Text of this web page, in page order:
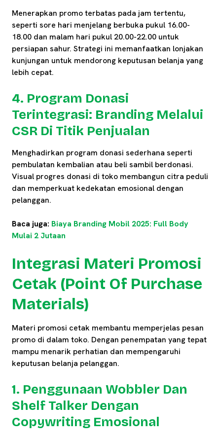
Menerapkan promo terbatas pada jam tertentu,
seperti sore hari menjelang berbuka pukul 16.00-
18.00 dan malam hari pukul 20.00-22.00 untuk
persiapan sahur. Strategi ini memanfaatkan lonjakan
kunjungan untuk mendorong keputusan belanja yang
lebih cepat.
4. Program Donasi
Terintegrasi: Branding Melalui
CSR Di Titik Penjualan
Menghadirkan program donasi sederhana seperti
pembulatan kembalian atau beli sambil berdonasi.
Visual progres donasi di toko membangun citra peduli
dan memperkuat kedekatan emosional dengan
pelanggan.
Baca juga: Biaya Branding Mobil 2025: Full Body
Mulai 2 Jutaan
Integrasi Materi Promosi
Cetak (Point Of Purchase
Materials)
Materi promosi cetak membantu memperjelas pesan
promo di dalam toko. Dengan penempatan yang tepat
mampu menarik perhatian dan mempengaruhi
keputusan belanja pelanggan.
1. Penggunaan Wobbler Dan
Shelf Talker Dengan
Copywriting Emosional